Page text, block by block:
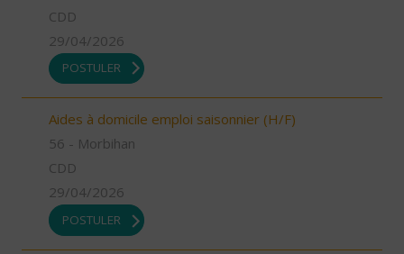
CDD
29/04/2026
POSTULER
Aides à domicile emploi saisonnier (H/F)
56 - Morbihan
CDD
29/04/2026
POSTULER